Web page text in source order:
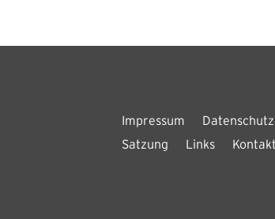
Impressum
Datenschutz
Satzung
Links